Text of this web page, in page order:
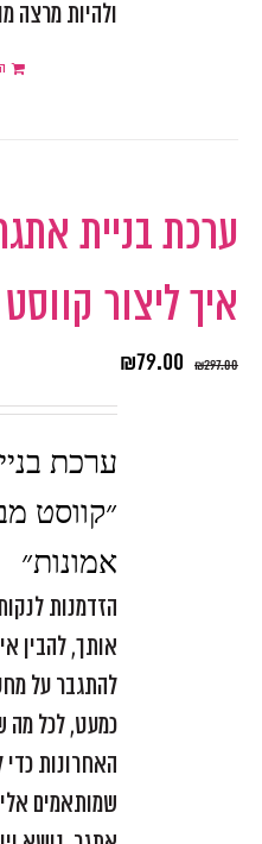
ולהיות מרצה
ערכת בניית
איך ליצור
₪297.00
₪79.00
ערכת
״קווסט
אמונות״
הזדמנות
אותך, להבין
להתגבר על
כמעט, לכל מה
האחרונות
שמותאמים